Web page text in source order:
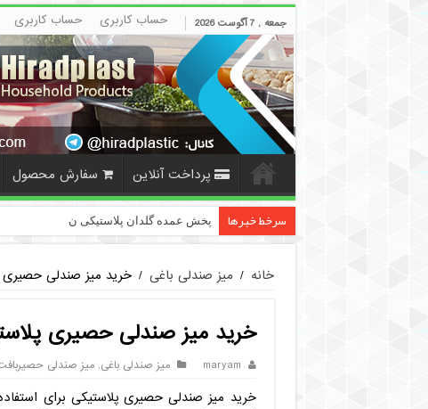
جمعه , 7 آگوست 2026 حساب کاربری حساب کاربری
پرداخت آنلاین سفارش محصول
سرخط خبرها پخش عمده گلدان پلاستیکی نشایی سایز 12
خانه / میز صندلی باغی / خرید میز صندلی حصیری
خرید میز صندلی حصیری
maryam میز صندلی باغی,میز صندلی
خرید میز صندلی حصیری پلاستیکی برای